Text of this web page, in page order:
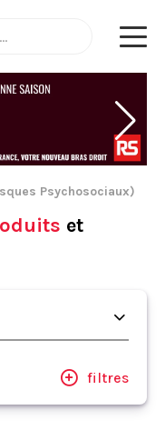
Psychosociaux)
et
filtres